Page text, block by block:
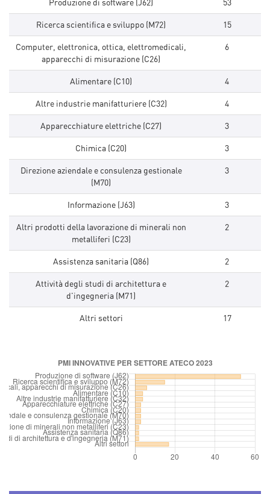
Ricerca scientifica e sviluppo (M72) 15
Computer, elettronica, ottica, elettromedicali,
apparecchi di misurazione (C26)
6
Alimentare (C10) 4
Altre industrie manifatturiere (C32) 4
Apparecchiature elettriche (C27) 3
Chimica (C20) 3
Direzione aziendale e consulenza gestionale
(M70)
3
Informazione (J63) 3
Altri prodotti della lavorazione di minerali non
metalliferi (C23)
2
Assistenza sanitaria (Q86) 2
Attività degli studi di architettura e
d'ingegneria (M71)
2
Altri settori 17